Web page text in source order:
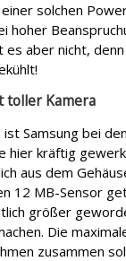
solchen
hoher
es aber nicht,
toller Kamera
Samsung bei
hier kräftig
aus dem
12 MB-Sensor
größer
Die
zusammen